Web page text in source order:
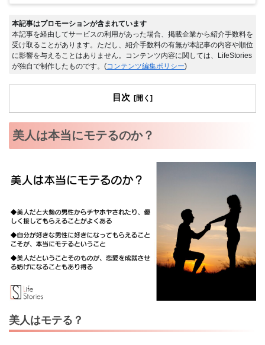
本記事はプロモーションが含まれています
本記事を経由してサービスの利用があった場合、掲載企業から紹介手数料を
受け取ることがあります。ただし、紹介手数料の有無が本記事の内容や順位
に影響を与えることはありません。コンテンツ内容に関しては、LifeStories
が独自で制作したものです。(コンテンツ編集ポリシー)
目次
美人は本当にモテるのか？
美人はモテる？